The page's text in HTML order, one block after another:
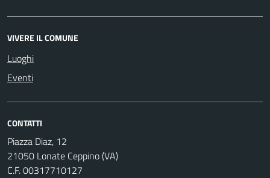
VIVERE IL COMUNE
Luoghi
Eventi
CONTATTI
Piazza Diaz, 12
21050 Lonate Ceppino (VA)
C.F. 00317710127